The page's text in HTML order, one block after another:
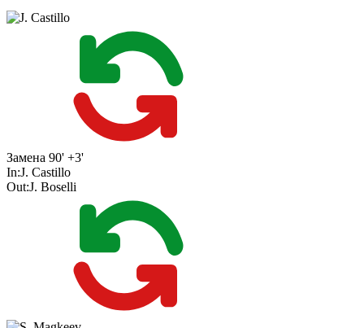
Замена 90' +3'
In:J. Castillo
Out:J. Boselli